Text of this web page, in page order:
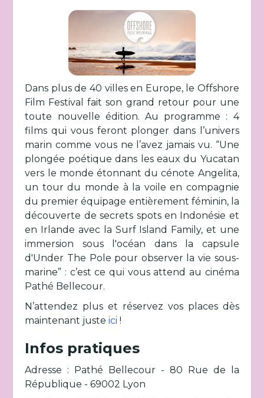
Dans plus de 40 villes en Europe, le Offshore
Film Festival fait son grand retour pour une
toute nouvelle édition. Au programme : 4
films qui vous feront plonger dans l’univers
marin comme vous ne l’avez jamais vu. “Une
plongée poétique dans les eaux du Yucatan
vers le monde étonnant du cénote Angelita,
un tour du monde à la voile en compagnie
du premier équipage entièrement féminin, la
découverte de secrets spots en Indonésie et
en Irlande avec la Surf Island Family, et une
immersion sous l'océan dans la capsule
d'Under The Pole pour observer la vie sous-
marine” : c’est ce qui vous attend au cinéma
Pathé Bellecour.
N’attendez plus et réservez vos places dès
maintenant justeici !
Infos pratiques
Adresse : Pathé Bellecour - 80 Rue de la
République - 69002 Lyon